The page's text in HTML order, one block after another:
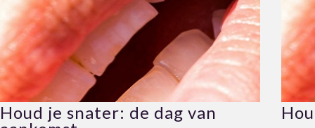
Houd je snater: de dag van